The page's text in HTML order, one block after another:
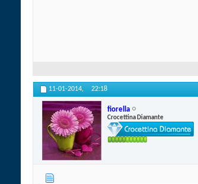
11-01-2014, 22:18
fiorella
Crocettina Diamante